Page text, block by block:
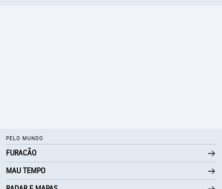
PELO MUNDO
FURACÃO
MAU TEMPO